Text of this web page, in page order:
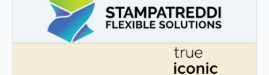
3DBOOSTER
3DBooster - Productos innovadores para impresión 3D